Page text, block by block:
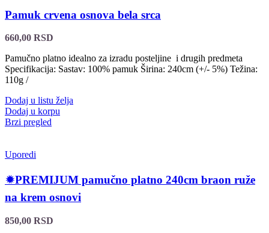
Pamuk crvena osnova bela srca
660,00 RSD
Pamučno platno idealno za izradu posteljine i drugih predmeta
Specifikacija: Sastav: 100% pamuk Širina: 240cm (+/- 5%) Težina:
110g /
Dodaj u listu želja
Dodaj u korpu
Brzi pregled
Uporedi
🟒PREMIJUM pamučno platno 240cm braon ruže
na krem osnovi
850,00 RSD